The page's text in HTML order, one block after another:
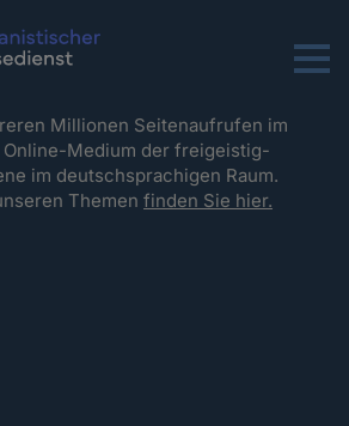
Menu
Millionen Seitenaufrufen im
Medium der freigeistig-
im deutschsprachigen Raum.
Themenfinden Sie hier.